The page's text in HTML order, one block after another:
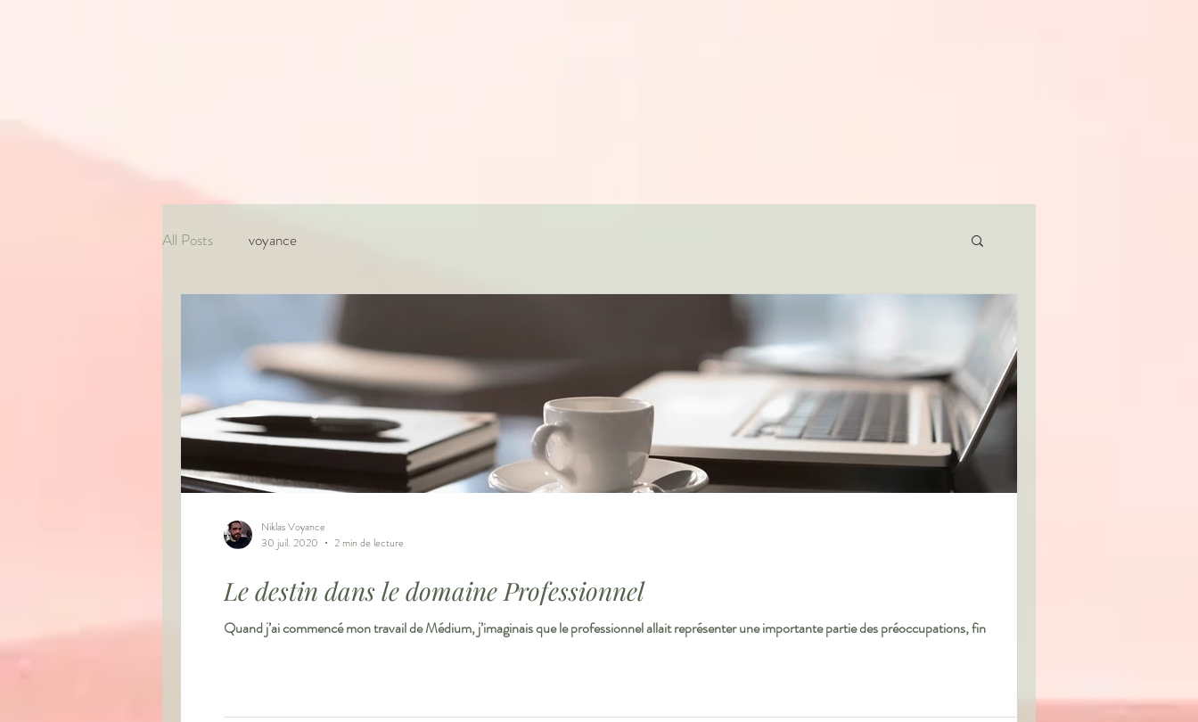
All Posts voyance
Le destin dans le domaine Professionnel
Quand j’ai commencé mon travail de Médium, j’imaginais que le professionnel allait représenter une importante partie des préoccupations, fin
Niklas Voyance
30 juil. 2020
2 min de lecture